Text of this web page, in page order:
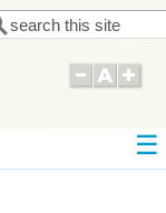
поиска